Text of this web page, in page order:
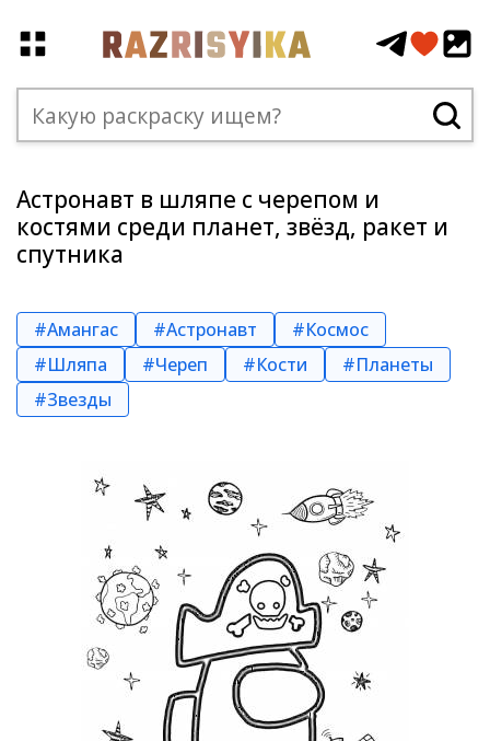
Астронавт в шляпе с черепом и
костями среди планет, звёзд, ракет и
спутника
#Амангас #Астронавт
#Космос
#Шляпа
#Череп #Кости
#Планеты
#Звезды